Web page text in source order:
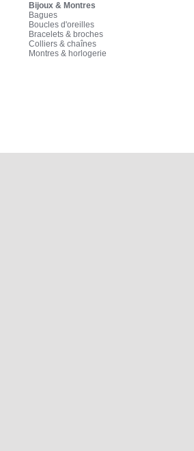
Bijoux & Montres
Bagues
Boucles d'oreilles
Bracelets & broches
Colliers & chaînes
Montres & horlogerie